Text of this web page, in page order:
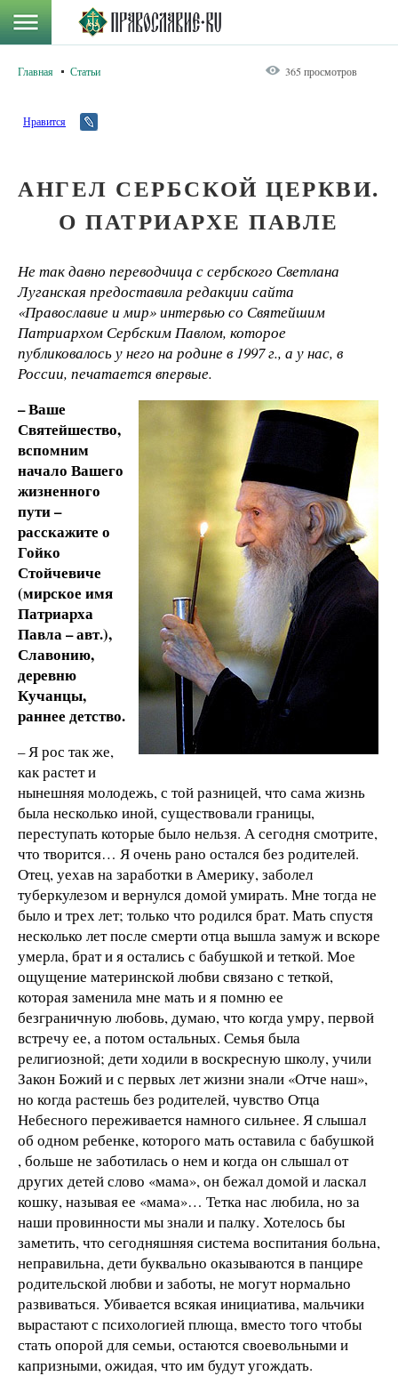
Главная Статьи 365 просмотров
Нравится
АНГЕЛ СЕРБСКОЙ ЦЕРКВИ.
О ПАТРИАРХЕ ПАВЛЕ
Не так давно переводчица с сербского Светлана
Луганская предоставила редакции сайта
«Православие и мир» интервью со Святейшим
Патриархом Сербским Павлом, которое
публиковалось у него на родине в 1997 г., а у нас, в
России, печатается впервые.
– Ваше
Святейшество,
вспомним
начало Вашего
жизненного
пути –
расскажите о
Гойко
Стойчевиче
(мирское имя
Патриарха
Павла – авт.),
Славонию,
деревню
Кучанцы,
раннее детство.
– Я рос так же,
как растет и
нынешняя молодежь, с той разницей, что сама жизнь
была несколько иной, существовали границы,
переступать которые было нельзя. А сегодня смотрите,
что творится… Я очень рано остался без родителей.
Отец, уехав на заработки в Америку, заболел
туберкулезом и вернулся домой умирать. Мне тогда не
было и трех лет; только что родился брат. Мать спустя
несколько лет после смерти отца вышла замуж и вскоре
умерла, брат и я остались с бабушкой и теткой. Мое
ощущение материнской любви связано с теткой,
которая заменила мне мать и я помню ее
безграничную любовь, думаю, что когда умру, первой
встречу ее, а потом остальных. Семья была
религиозной; дети ходили в воскресную школу, учили
Закон Божий и с первых лет жизни знали «Отче наш»,
но когда растешь без родителей, чувство Отца
Небесного переживается намного сильнее. Я слышал
об одном ребенке, которого мать оставила с бабушкой
, больше не заботилась о нем и когда он слышал от
других детей слово «мама», он бежал домой и ласкал
кошку, называя ее «мама»… Тетка нас любила, но за
наши провинности мы знали и палку. Хотелось бы
заметить, что сегодняшняя система воспитания больна,
неправильна, дети буквально оказываются в панцире
родительской любви и заботы, не могут нормально
развиваться. Убивается всякая инициатива, мальчики
вырастают с психологией плюща, вместо того чтобы
стать опорой для семьи, остаются своевольными и
капризными, ожидая, что им будут угождать.